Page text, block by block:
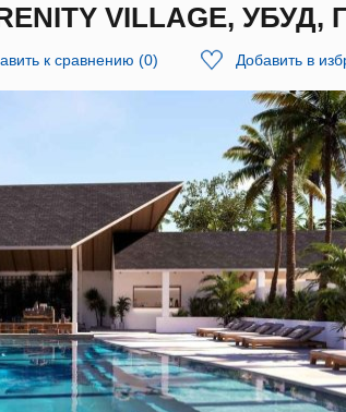
VILLAGE, УБУД,
к сравнению (0) Добавить в